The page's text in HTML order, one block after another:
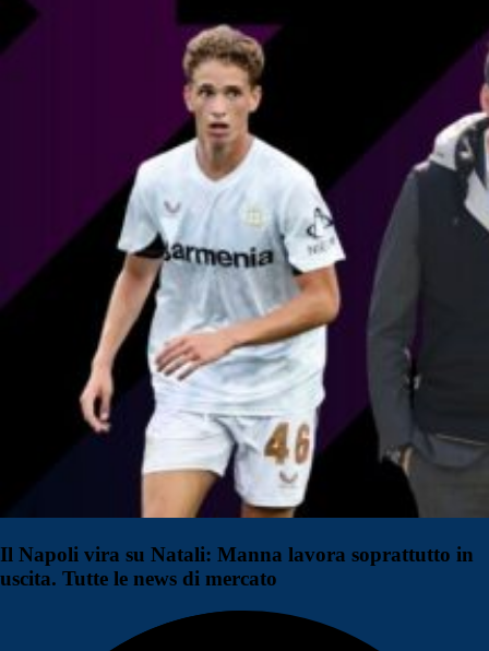
Il Napoli vira su Natali: Manna lavora soprattutto in
uscita. Tutte le news di mercato